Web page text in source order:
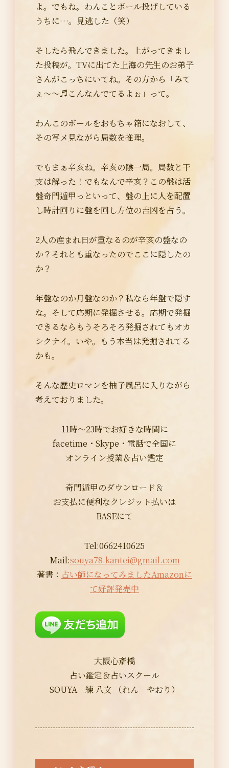
よ。でもね。わんことボール投げしている
うちに…。見逃した（笑）
そしたら飛んできました。上がってきまし
た投稿が。TVに出てた上海の先生のお弟子
さんがこっちにいてね。その方から「みて
ぇ～～♬こんなんでてるよぉ」って。
わんこのボールをおもちゃ箱になおして、
その写メ見ながら局数を推理。
でもまぁ辛亥ね。辛亥の陰一局。局数と干
支は解った！でもなんで辛亥？この盤は活
盤奇門遁甲っといって、盤の上に人を配置
し時計回りに盤を回し方位の吉凶を占う。
2人の産まれ日が重なるのが辛亥の盤なの
か？それとも重なったのでここに隠したの
か？
年盤なのか月盤なのか？私なら年盤で隠す
な。そして応期に発掘させる。応期で発掘
できるならもうそろそろ発掘されてもオカ
シクナイ。いや。もう本当は発掘されてる
かも。
そんな歴史ロマンを柚子風呂に入りながら
考えておりました。
11時～23時でお好きな時間に
facetime・Skype・電話で全国に
オンライン授業＆占い鑑定
奇門遁甲のダウンロード＆
お支払に便利なクレジット払いは
BASEにて
Tel:0662410625
Mail:souya78.kantei@gmail.com
著書： 占い師になってみましたAmazonに
て好評発売中
大阪心斎橋
占い鑑定＆占いスクール
SOUYA 練 八文 （れん やおり）